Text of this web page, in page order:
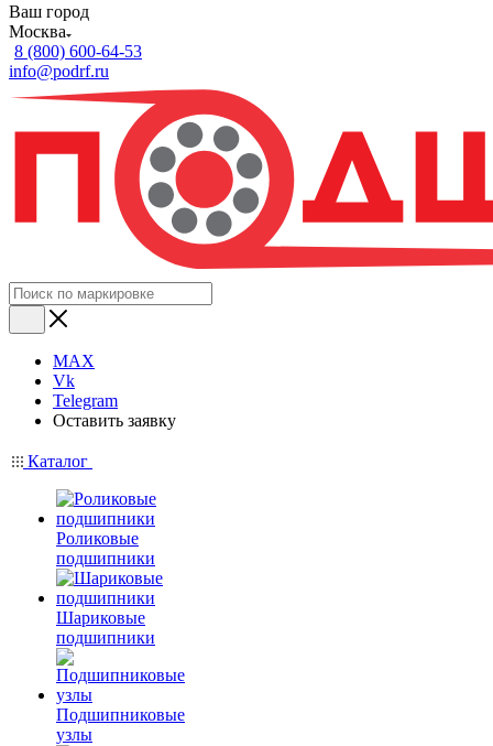
Ваш город
Москва
8 (800) 600-64-53
info@podrf.ru
MAX
Vk
Telegram
Оставить заявку
Каталог
Роликовые
подшипники
Шариковые
подшипники
Подшипниковые
узлы